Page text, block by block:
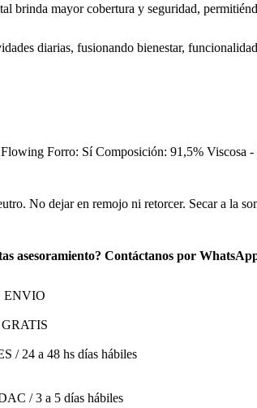
brinda mayor cobertura y seguridad,
diarias, fusionando bienestar,
Forro: Sí Composición: 91,5% Viscosa -
No dejar en remojo ni retorcer. Secar a la
asesoramiento? Contáctanos por
ENVIO
GRATIS
/ 24 a 48 hs días hábiles
/ 3 a 5 días hábiles